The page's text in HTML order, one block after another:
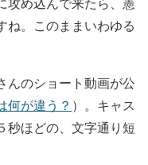
ね。このままいわゆる
のショート動画が公
何が違う？ ）。キャス
秒ほどの、文字通り短